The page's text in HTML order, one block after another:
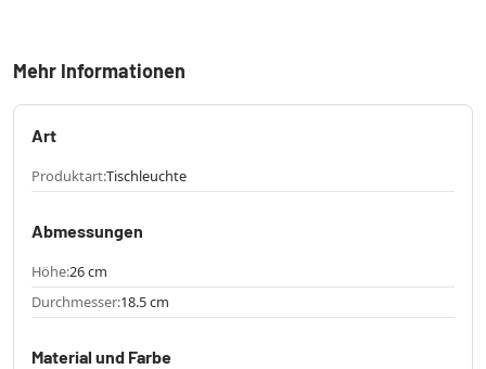
Mehr Informationen
Art
Produktart:Tischleuchte
Abmessungen
Höhe:26 cm
Durchmesser:18.5 cm
Material und Farbe